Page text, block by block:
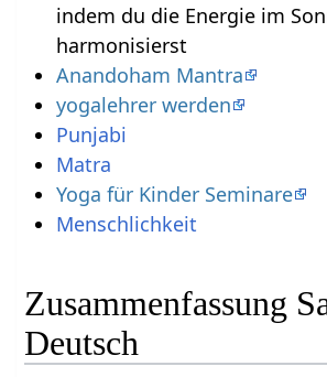
indem du die Energie im
harmonisierst
Anandoham Mantra
yogalehrer werden
Punjabi
Matra
Yoga für Kinder Seminare
Menschlichkeit
Zusammenfassung
Deutsch